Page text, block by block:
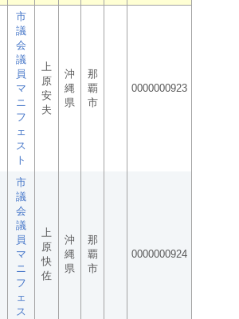
市
議
会
議
員
マ
ニ
フ
ェ
ス
ト
上
原
安
夫
沖
縄
県
那
覇
市
0000000923
市
議
会
議
員
マ
ニ
フ
ェ
ス
上
原
快
佐
沖
縄
県
那
覇
市
0000000924